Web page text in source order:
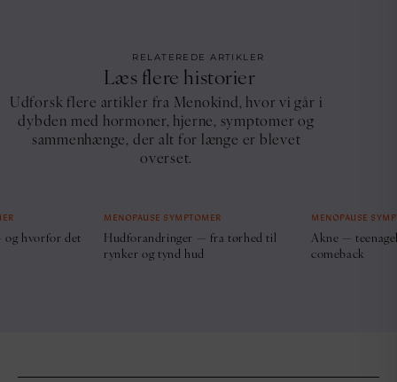
RELATEREDE ARTIKLER
Læs flere historier
Udforsk flere artikler fra Menokind, hvor vi går i
dybden med hormoner, hjerne, symptomer og
sammenhænge, der alt for længe er blevet
overset.
hvorfor det
MENOPAUSE SYMPTOMER
Hudforandringer — fra tørhed til
rynker og tynd hud
MENOPAUSE
Akne —
comeback